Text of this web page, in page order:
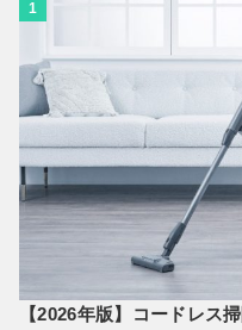
1
【2026年版】コードレス